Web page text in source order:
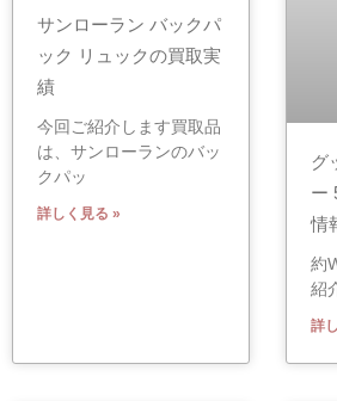
サンローラン バックパ
ック リュックの買取実
績
今回ご紹介します買取品
は、サンローランのバッ
クパッ
詳しく見る »
グ
ー
情
約
紹
詳